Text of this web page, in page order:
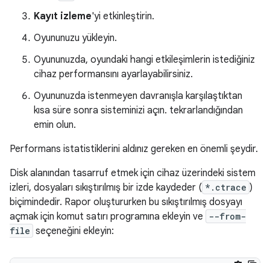
Kayıt izleme'yi etkinleştirin.
Oyununuzu yükleyin.
Oyununuzda, oyundaki hangi etkileşimlerin istediğiniz
cihaz performansını ayarlayabilirsiniz.
Oyununuzda istenmeyen davranışla karşılaştıktan
kısa süre sonra sisteminizi açın. tekrarlandığından
emin olun.
Performans istatistiklerini aldınız gereken en önemli şeydir.
Disk alanından tasarruf etmek için cihaz üzerindeki sistem
izleri, dosyaları sıkıştırılmış bir izde kaydeder ( *.ctrace )
biçimindedir. Rapor oluştururken bu sıkıştırılmış dosyayı
açmak için komut satırı programına ekleyin ve
--from-
file seçeneğini ekleyin: